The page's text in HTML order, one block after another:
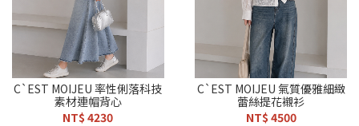
C`EST MOIJEU 率性俐落科技
素材連帽背心
NT$ 4230
C`EST MOIJEU 氣質優雅細緻
蕾絲提花襯衫
NT$ 4500